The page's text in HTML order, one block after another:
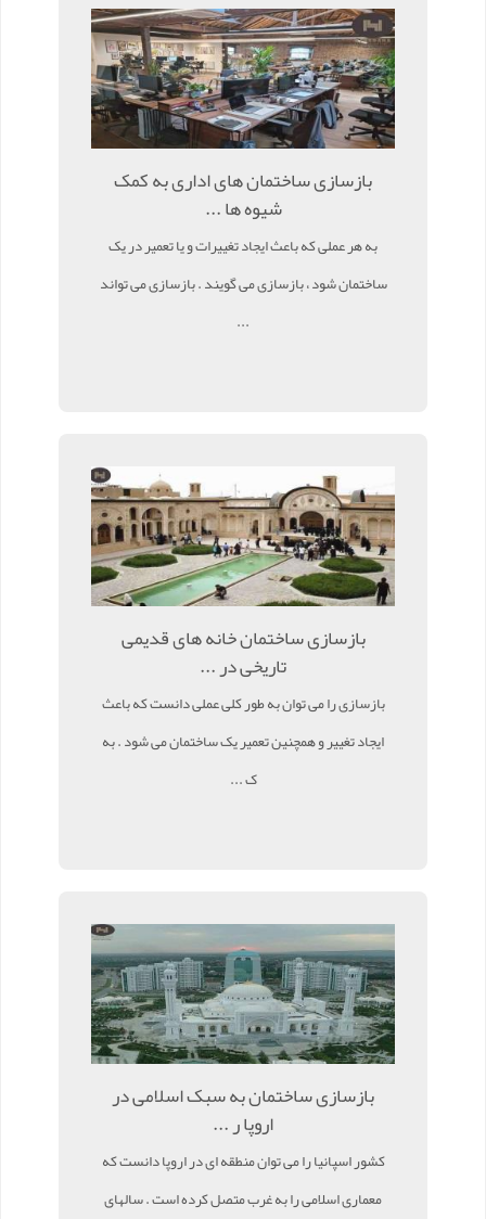
بازسازی ساختمان های اداری به کمک
شیوه ها ...
به هر عملی که باعث ایجاد تغییرات و یا تعمیر در یک
ساختمان شود ، بازسازی می گویند . بازسازی می تواند
...
بازسازی ساختمان خانه های قدیمی
تاریخی در ...
بازسازی را می توان به طور کلی عملی دانست که باعث
ایجاد تغییر و همچنین تعمیر یک ساختمان می شود . به
ک ...
بازسازی ساختمان به سبک اسلامی در
اروپا ر ...
کشور اسپانیا را می توان منطقه ای در اروپا دانست که
معماری اسلامی را به غرب متصل کرده است . سالهای